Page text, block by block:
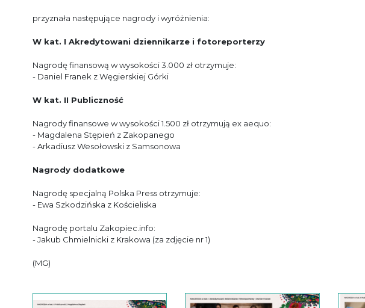
przyznała następujące nagrody i wyróżnienia:
W kat. I Akredytowani dziennikarze i fotoreporterzy
Nagrodę finansową w wysokości 3.000 zł otrzymuje:
- Daniel Franek z Węgierskiej Górki
W kat. II Publiczność
Nagrody finansowe w wysokości 1.500 zł otrzymują ex aequo:
- Magdalena Stępień z Zakopanego
- Arkadiusz Wesołowski z Samsonowa
Nagrody dodatkowe
Nagrodę specjalną Polska Press otrzymuje:
- Ewa Szkodzińska z Kościeliska
Nagrodę portalu Zakopiec.info:
- Jakub Chmielnicki z Krakowa (za zdjęcie nr 1)
(MG)